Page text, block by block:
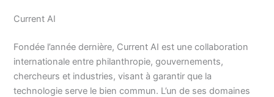
Current AI
Fondée l’année dernière, Current AI est une collaboration
internationale entre philanthropie, gouvernements,
chercheurs et industries, visant à garantir que la
technologie serve le bien commun. L’un de ses domaines